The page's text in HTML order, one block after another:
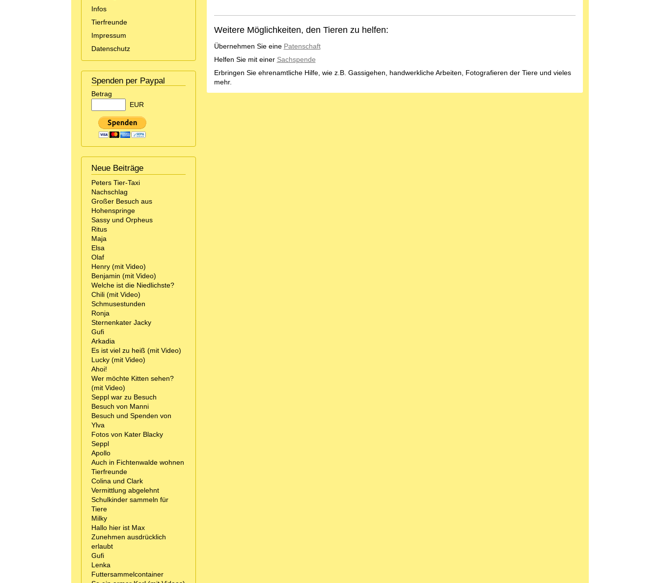
Infos
Tierfreunde
Impressum
Datenschutz
Spenden per Paypal
Betrag
EUR
Neue Beiträge
Peters Tier-Taxi
Nachschlag
Großer Besuch aus
Hohenspringe
Sassy und Orpheus
Ritus
Maja
Elsa
Olaf
Henry (mit Video)
Benjamin (mit Video)
Welche ist die Niedlichste?
Chili (mit Video)
Schmusestunden
Ronja
Sternenkater Jacky
Gufi
Arkadia
Es ist viel zu heiß (mit Video)
Lucky (mit Video)
Ahoi!
Wer möchte Kitten sehen?
(mit Video)
Seppl war zu Besuch
Besuch von Manni
Besuch und Spenden von
Ylva
Fotos von Kater Blacky
Seppl
Apollo
Auch in Fichtenwalde wohnen
Tierfreunde
Colina und Clark
Vermittlung abgelehnt
Schulkinder sammeln für
Tiere
Milky
Hallo hier ist Max
Zunehmen ausdrücklich
erlaubt
Gufi
Lenka
Futtersammelcontainer
Weitere Möglichkeiten, den Tieren zu helfen:
Übernehmen Sie eine Patenschaft
Helfen Sie mit einer Sachspende
Erbringen Sie ehrenamtliche Hilfe, wie z.B. Gassigehen, handwerkliche Arbeiten, Fotografieren der Tiere und vieles
mehr.